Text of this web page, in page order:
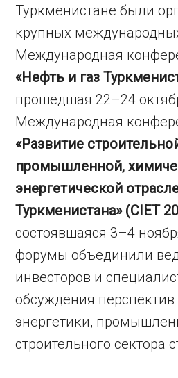
Туркменистане были
крупных
Международная
«Нефть и газ
прошедшая 22–24
Международная
«Развитие
промышленной,
энергетической
Туркменистана» (CIET
состоявшаяся 3–4
форумы объединили
инвесторов и
обсуждения перспектив
энергетики,
строительного сектора